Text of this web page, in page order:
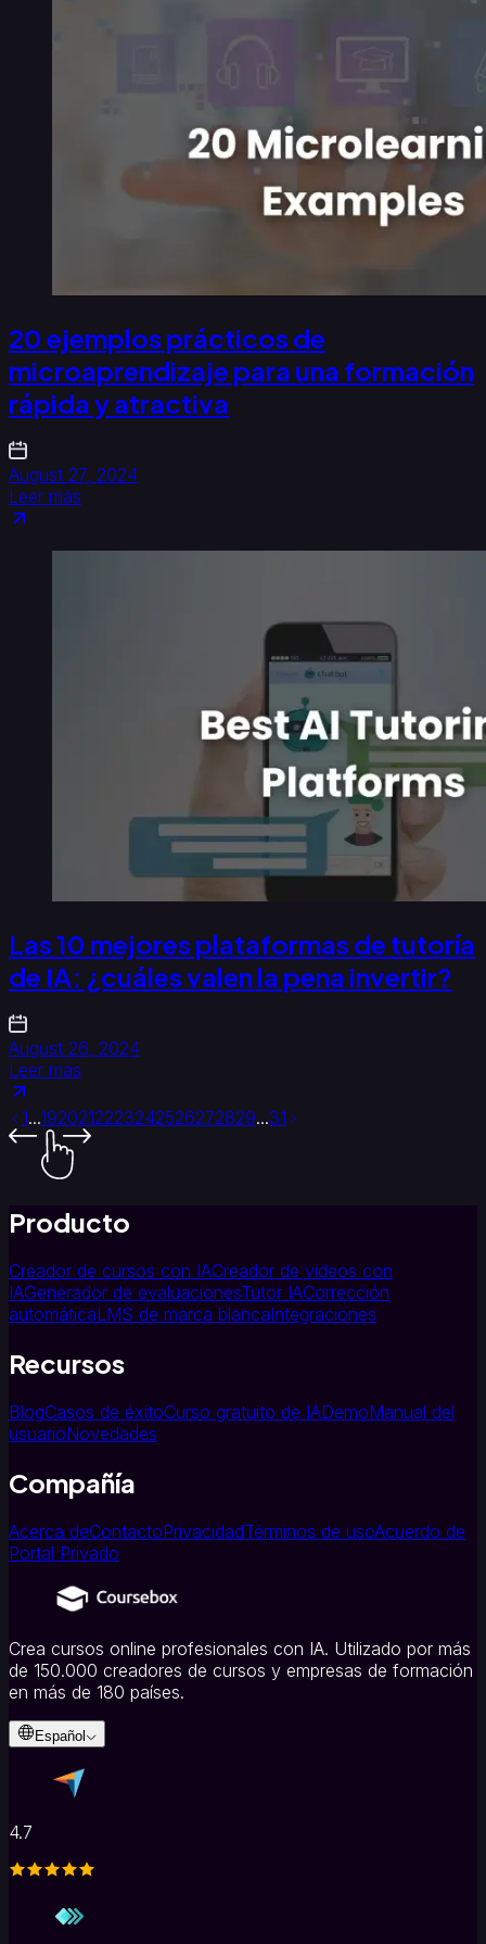
20 ejemplos prácticos de
microaprendizaje para una formación
rápida y atractiva
August 27, 2024
Leer más
Las 10 mejores plataformas de tutoría
de IA: ¿cuáles valen la pena invertir?
August 26, 2024
Leer más
1...1920212223242526272829...31
Producto
Creador de cursos con IACreador de videos con
IAGenerador de evaluacionesTutor IACorrección
automáticaLMS de marca blancaIntegraciones
Recursos
BlogCasos de éxitoCurso gratuito de IADemoManual del
usuarioNovedades
Compañía
Acerca deContactoPrivacidadTérminos de usoAcuerdo de
Portal Privado
Crea cursos online profesionales con IA. Utilizado por más
de 150.000 creadores de cursos y empresas de formación
en más de 180 países.
Español
4.7